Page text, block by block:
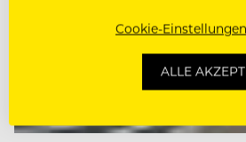
Cookie-Einstellungen
ALLE